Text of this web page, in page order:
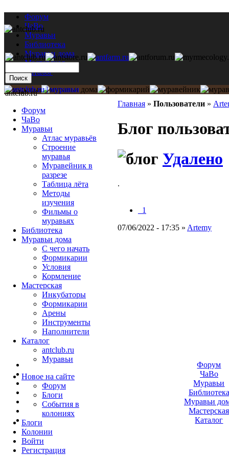
Форум
ЧаВо
Муравьи
Библиотека
Муравьи дома
Мастерская
Каталог
Главная » Пользователи »
Блог
Удалено
.
_1
07/06/2022 - 17:35 » Artemy
antclub.ru
Форум
ЧаВо
Муравьи
Атлас муравьёв
Строение
муравья
Муравейник в
разрезе
Таблица лёта
Методы
изучения
Фильмы о
муравьях
Библиотека
Муравьи дома
С чего начать
Формикарии
Условия
Кормление
Мастерская
Инкубаторы
Формикарии
Арены
Инструменты
Наполнители
Каталог
antclub.ru
Муравьи
Новое на сайте
Форум
Блоги
События в
колониях
Блоги
Колонии
Войти
Peгиcтpaция
Форум
ЧаВо
Муравьи
Библиотека
Муравьи
Мастерская
Каталог